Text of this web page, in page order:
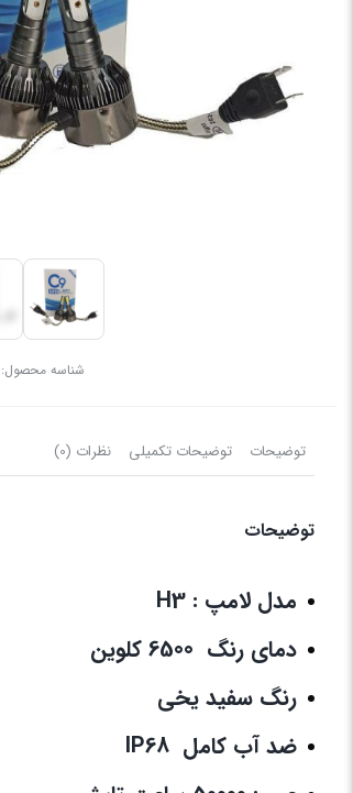
شناسه
توضیحات توضیحات تکمیلی نظرات (0)
توضیحات
مدل لامپ : H3
دمای رنگ 6500 کلوین
رنگ سفید یخی
ضد آب کامل IP68